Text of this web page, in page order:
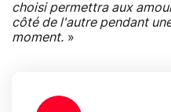
choisi permettra aux
côté de l'autre pendant
moment. »